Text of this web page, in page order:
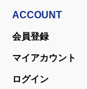
ACCOUNT
会員登録
マイアカウント
ログイン